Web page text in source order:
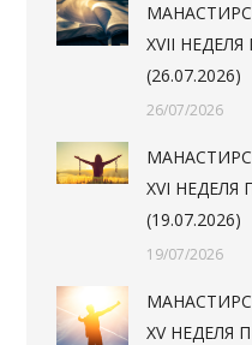
XVII
(26.07.2026)
26/07/2026
XVI НЕДЕЛЯ
(19.07.2026)
19/07/2026
XV НЕДЕЛЯ